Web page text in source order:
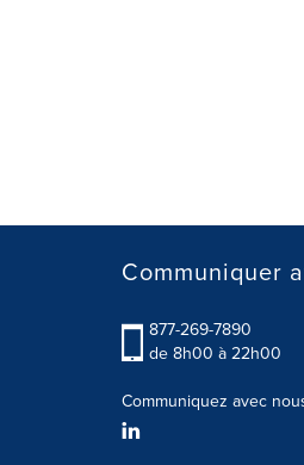
Communiquer
877-269-7890
de 8h00 à 22h00
Communiquez avec